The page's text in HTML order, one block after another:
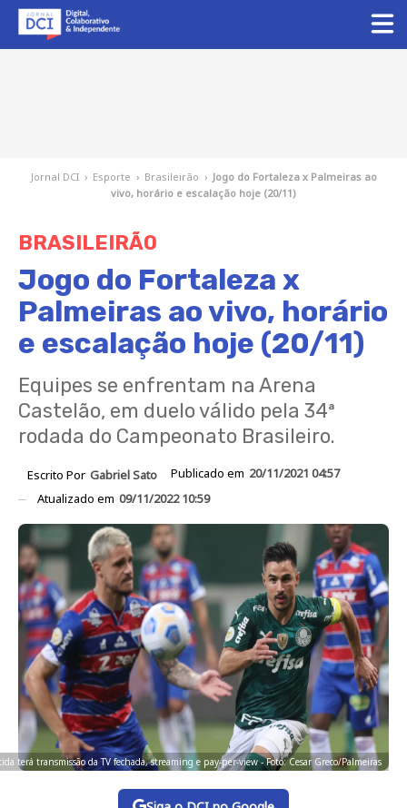
Jornal DCI › Esporte › Brasileirão › Jogo do Fortaleza x Palmeiras ao
vivo, horário e escalação hoje (20/11)
BRASILEIRÃO
Jogo do Fortaleza x
Palmeiras ao vivo, horário
e escalação hoje (20/11)
Equipes se enfrentam na Arena
Castelão, em duelo válido pela 34ª
rodada do Campeonato Brasileiro.
Escrito Por Gabriel Sato Publicado em 20/11/2021 04:57
Atualizado em 09/11/2022 10:59
terá transmissão da TV fechada, streaming e pay-per-view - Foto: Cesar Greco/Palmeiras